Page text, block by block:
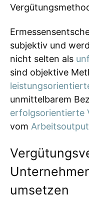
subjektiv und
nicht selten als
sind objektive
unmittelbarem
erfolgsorientierte
vom Arbeitsoutput
umsetzen